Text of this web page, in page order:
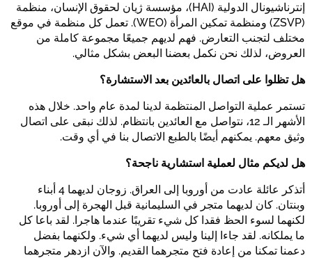
إنترناشيونال الدولية (HAI)، مؤسسة ژيان لحقوق الإنسان، منظمة
(ZSVP) ومنظمة تمكين المرأة (WEO). تعمل كل منظمة في موقع
مختلف لتجنب التعارض. فهم لديهم جميعًا مجموعة كاملة من
العروض، لذلك نحن نكمل بعضنا البعض بشكل مثالي.
هل تظلوا على اتصال بالعائدين بعد الاستشارة؟
تستمر عملية التواصل المنتظمة لدينا لمدة عام واحد. خلال هذه
الأشهر الـ 12، نتواصل مع العائدين بانتظام. لذلك نبقى على اتصال
وثيق معهم. يمكنهم أيضًا بالطبع الاتصال بنا في أي وقت.
هل لديكم مثال لعملية استشارية ناجحة؟
أتذكر عائلة عادت من أوروبا إلى العراق. زوجان لديهما 4 أبناء
وبنتان. كان لديهما متجر في السليمانية قبل الهجرة إلى أوروبا.
لكنهما لسوء الحظ فقدا كل شيء تقريبًا عندما هاجرا. لقد باعا كل
ما يملكانه. لقد جاءا إلينا وليس لديهما أي شيء. ولكنهما بفضل
دعمنا تمكنا من إعادة فتح متجرهما القديم. والآن ازدهر متجرهما